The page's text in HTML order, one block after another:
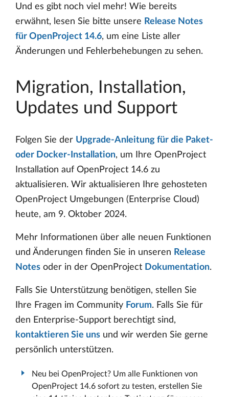
Und es gibt noch viel mehr! Wie bereits
erwähnt, lesen Sie bitte unsere Release Notes
für OpenProject 14.6, um eine Liste aller
Änderungen und Fehlerbehebungen zu sehen.
Migration, Installation,
Updates und Support
Folgen Sie der Upgrade-Anleitung für die Paket-
oder Docker-Installation, um Ihre OpenProject
Installation auf OpenProject 14.6 zu
aktualisieren. Wir aktualisieren Ihre gehosteten
OpenProject Umgebungen (Enterprise Cloud)
heute, am 9. Oktober 2024.
Mehr Informationen über alle neuen Funktionen
und Änderungen finden Sie in unseren Release
Notes oder in der OpenProject Dokumentation.
Falls Sie Unterstützung benötigen, stellen Sie
Ihre Fragen im Community Forum. Falls Sie für
den Enterprise-Support berechtigt sind,
kontaktieren Sie uns und wir werden Sie gerne
persönlich unterstützen.
Neu bei OpenProject? Um alle Funktionen von
OpenProject 14.6 sofort zu testen, erstellen Sie